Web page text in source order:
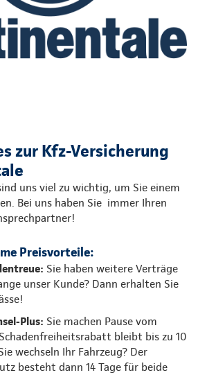
zur Kfz-Versicherung
uns viel zu wichtig, um Sie einem
Bei uns haben Sie immer Ihren
Preisvorteile:
Sie haben weitere Verträge
unser Kunde? Dann erhalten Sie
Plus: Sie machen Pause vom
bleibt bis zu 10
wechseln Ihr Fahrzeug? Der
besteht dann 14 Tage für beide